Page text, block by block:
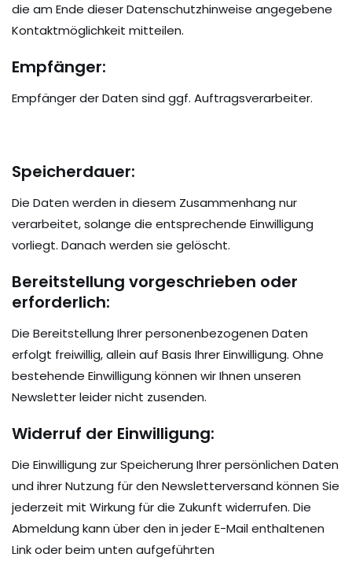
die am Ende dieser Datenschutzhinweise angegebene
Kontaktmöglichkeit mitteilen.
Empfänger:
Empfänger der Daten sind ggf. Auftragsverarbeiter.
Speicherdauer:
Die Daten werden in diesem Zusammenhang nur
verarbeitet, solange die entsprechende Einwilligung
vorliegt. Danach werden sie gelöscht.
Bereitstellung vorgeschrieben oder
erforderlich:
Die Bereitstellung Ihrer personenbezogenen Daten
erfolgt freiwillig, allein auf Basis Ihrer Einwilligung. Ohne
bestehende Einwilligung können wir Ihnen unseren
Newsletter leider nicht zusenden.
Widerruf der Einwilligung:
Die Einwilligung zur Speicherung Ihrer persönlichen Daten
und ihrer Nutzung für den Newsletterversand können Sie
jederzeit mit Wirkung für die Zukunft widerrufen. Die
Abmeldung kann über den in jeder E-Mail enthaltenen
Link oder beim unten aufgeführten